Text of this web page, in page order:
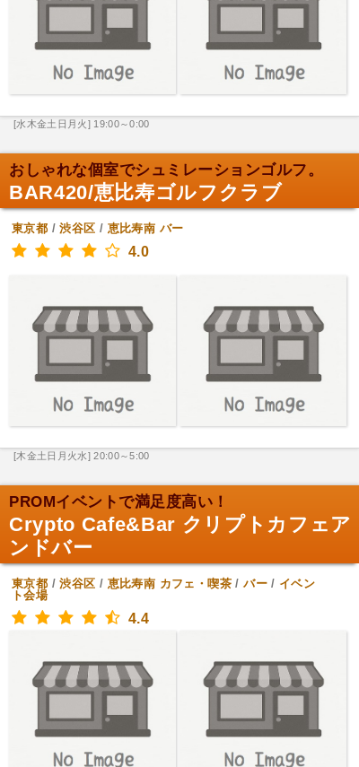
[水木金土日月火] 19:00～0:00
おしゃれな個室でシュミレーションゴルフ。
BAR420/恵比寿ゴルフクラブ
東京都 /渋谷区 / 恵比寿南 バー
4.0
[木金土日月火水] 20:00～5:00
PROMイベントで満足度高い！
Crypto Cafe&Bar クリプトカフェア
ンドバー
東京都 /渋谷区 / 恵比寿南 カフェ・喫茶/バー/ イベン
ト会場
4.4